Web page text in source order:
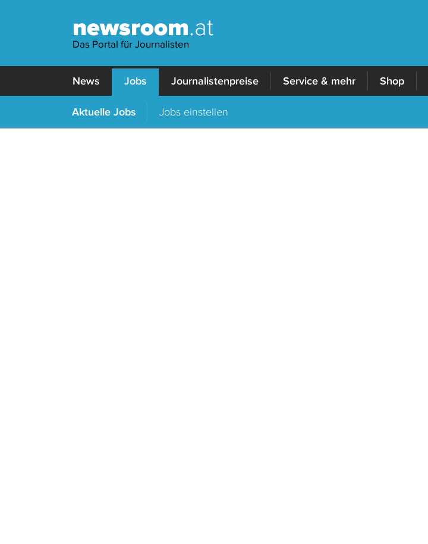
newsroom.at
Das Portal für Journalisten
News Jobs Journalistenpreise Service & mehr Shop
Aktuelle Jobs Jobs einstellen